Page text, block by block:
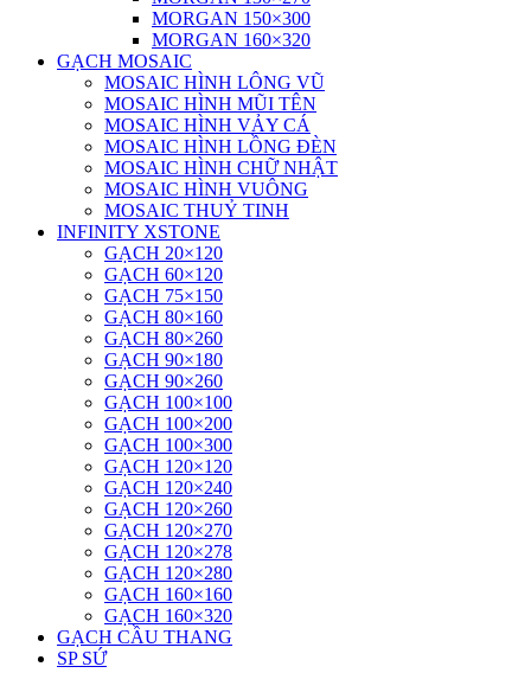
MORGAN 150×300
MORGAN 160×320
GẠCH MOSAIC
MOSAIC HÌNH LÔNG VŨ
MOSAIC HÌNH MŨI TÊN
MOSAIC HÌNH VẢY CÁ
MOSAIC HÌNH LỒNG ĐÈN
MOSAIC HÌNH CHỮ NHẬT
MOSAIC HÌNH VUÔNG
MOSAIC THUỶ TINH
INFINITY XSTONE
GẠCH 20×120
GẠCH 60×120
GẠCH 75×150
GẠCH 80×160
GẠCH 80×260
GẠCH 90×180
GẠCH 90×260
GẠCH 100×100
GẠCH 100×200
GẠCH 100×300
GẠCH 120×120
GẠCH 120×240
GẠCH 120×260
GẠCH 120×270
GẠCH 120×278
GẠCH 120×280
GẠCH 160×160
GẠCH 160×320
GẠCH CẦU THANG
SP SỨ